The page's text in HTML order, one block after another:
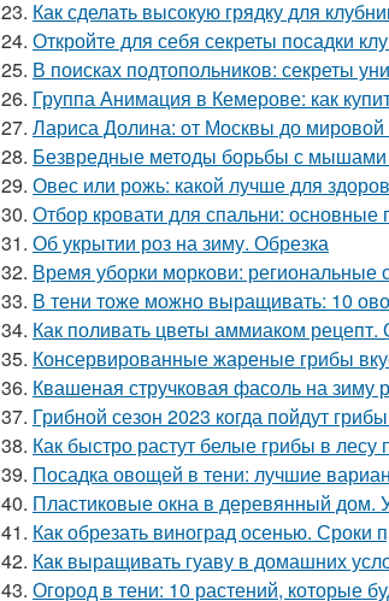
23. Как сделать высокую грядку для
24. Откройте для себя секреты посадки
25. В поисках подтопольников: секреты
26. Группа Анимация в Кемерове: как
27. Лариса Долина: от Москвы до
28. Безвредные методы борьбы с мышами
29. Овес или рожь: какой лучше для
30. Отбор кровати для спальни: основные
31. Об укрытии роз на зиму. Обрезка
32. Время уборки моркови: региональные
33. В тени тоже можно выращивать: 10
34. Как поливать цветы аммиаком рецепт.
35. Консервированные жареные грибы
36. Квашеная стручковая фасоль на зиму
37. Грибной сезон 2023 когда пойдут
38. Как быстро растут белые грибы в
39. Посадка овощей в тени: лучшие
40. Пластиковые окна в деревянный дом.
41. Как обрезать виноград осенью. Сроки
42. Как выращивать гуаву в домашних
43. Огород в тени: 10 растений, которые